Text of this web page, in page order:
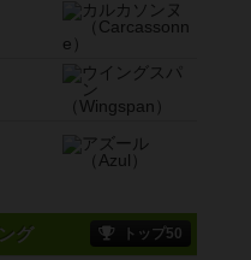
グ トップ50